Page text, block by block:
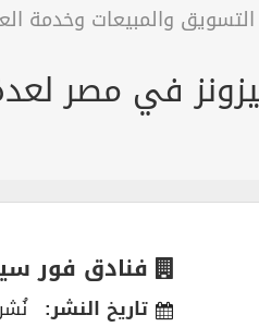
والمبيعات وخدمة
في مصر
فنادق فور
تاريخ النشر: نُشرت